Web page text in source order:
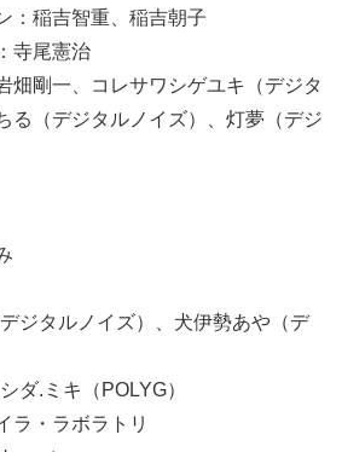
：稲吉智重、稲吉朝子
寺尾憲治
畑剛一、コレサワシゲユキ（デジタ
る（デジタルノイズ）、灯夢（デジ
ジタルノイズ）、犬伊勢あや（デ
ダ.ミキ（POLYG）
ラ・ラボラトリ